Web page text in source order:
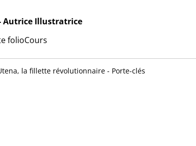
Autrice Illustratrice
folioCours
la fillette révolutionnaire - Porte-clés